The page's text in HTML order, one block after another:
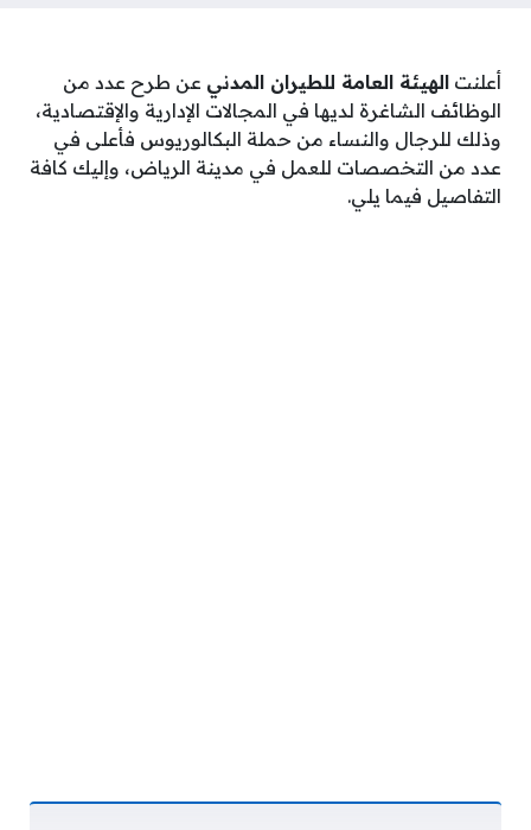
أعلنت الهيئة العامة للطيران المدني عن طرح عدد من
الوظائف الشاغرة لديها في المجالات الإدارية والإقتصادية،
وذلك للرجال والنساء من حملة البكالوريوس فأعلى في
عدد من التخصصات للعمل في مدينة الرياض، وإليك كافة
التفاصيل فيما يلي.